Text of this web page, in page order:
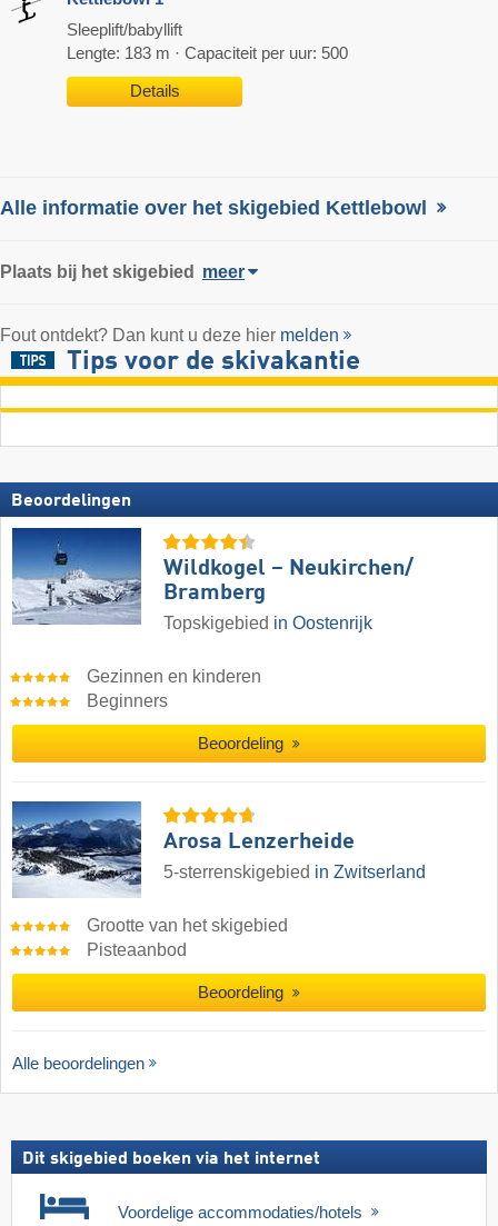
Sleeplift/babyllift
Lengte: 183 m · Capaciteit per uur: 500
Details
Alle informatie over het skigebied Kettlebowl
Plaats bij het skigebied meer
Fout ontdekt? Dan kunt u deze hier melden
Tips voor de skivakantie
Beoordelingen
Wildkogel – Neukirchen/​
Bramberg
Topskigebied in Oostenrijk
Gezinnen en kinderen
Beginners
Beoordeling
Arosa Lenzerheide
5-sterrenskigebied in Zwitserland
Grootte van het skigebied
Pisteaanbod
Beoordeling
Alle beoordelingen
Dit skigebied boeken via het internet
Voordelige accommodaties/hotels